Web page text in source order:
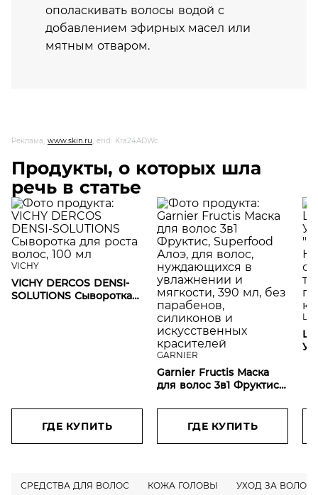
ополаскивать волосы водой с
добавлением эфирных масел или
мятным отваром.
Реклама, www.skin.ru, erid: Kra24ADWc
Продукты, о которых шла
речь в статье
VICHY
VICHY DERCOS DENSI-
SOLUTIONS Сыворотка
ГДЕ КУПИТЬ
GARNIER
Garnier Fructis Маска
для волос 3в1 Фруктис,
волос, нуждающихся в
увлажнении и
мягкости, 390 мл, без
ГДЕ КУПИТЬ
СРЕДСТВА ДЛЯ ВОЛОС КОЖА ГОЛОВЫ УХОД ЗА